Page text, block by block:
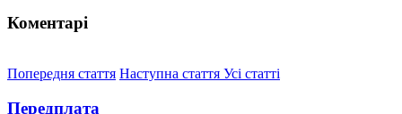
Коментарі
Попередня стаття Наступна стаття Усі статті
Передплата